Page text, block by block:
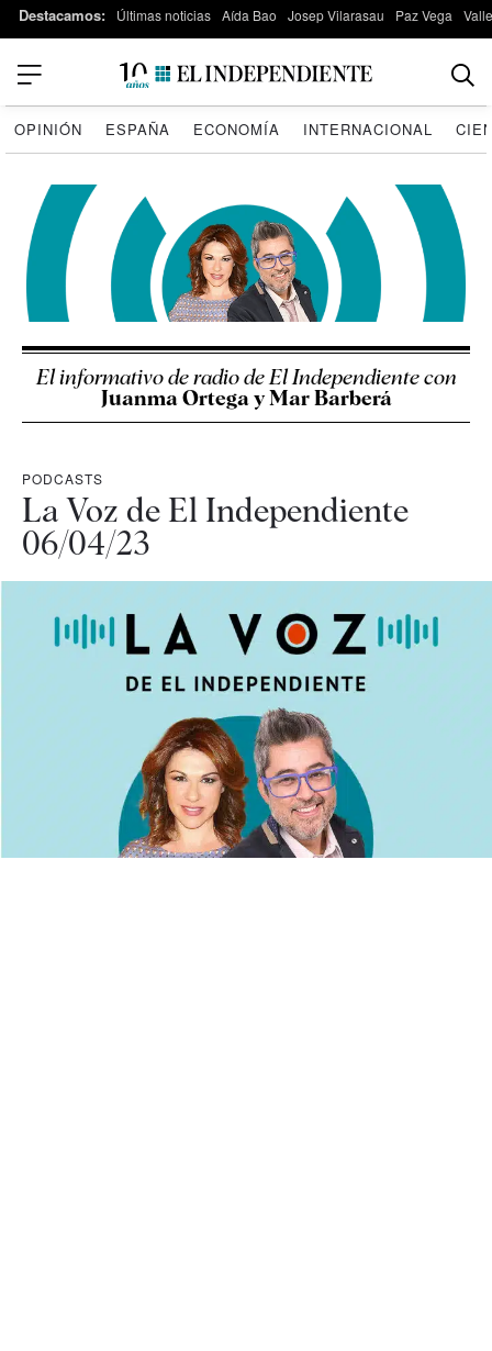
Destacamos: Últimas noticias Aída Bao Josep Vilarasau Paz Vega
OPINIÓN ESPAÑA ECONOMÍA INTERNACIONAL
El informativo de radio de El Independiente con
Juanma Ortega y Mar Barberá
PODCASTS
La Voz de El Independiente
06/04/23